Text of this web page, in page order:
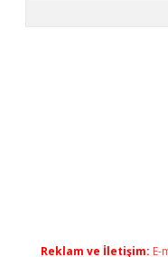
Reklam ve İletişim: E-